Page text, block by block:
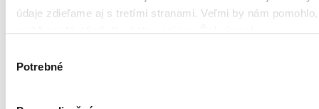
údaje zdieľame aj s tretími stranami. Veľmi by nám
súhlasu
Potrebné
Pevná väzba